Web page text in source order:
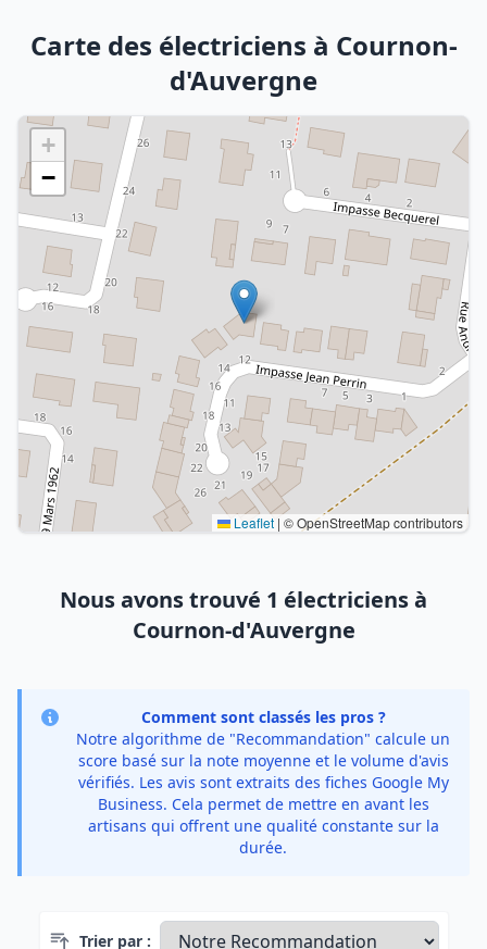
Carte des électriciens à Cournon-
d'Auvergne
+
−
Leaflet | © OpenStreetMap contributors
Nous avons trouvé 1 électriciens à
Cournon-d'Auvergne
Comment sont classés les pros ?
Notre algorithme de "Recommandation" calcule un
score basé sur la note moyenne et le volume d'avis
vérifiés. Les avis sont extraits des fiches Google My
Business. Cela permet de mettre en avant les
artisans qui offrent une qualité constante sur la
durée.
Trier par :